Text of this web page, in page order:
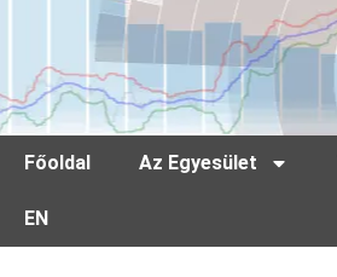
Főoldal Az Egyesület
EN